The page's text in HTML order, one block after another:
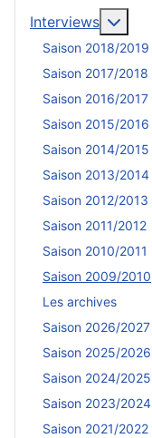
Interviews
Saison 2018/2019
Saison 2017/2018
Saison 2016/2017
Saison 2015/2016
Saison 2014/2015
Saison 2013/2014
Saison 2012/2013
Saison 2011/2012
Saison 2010/2011
Saison 2009/2010
Les archives
Saison 2026/2027
Saison 2025/2026
Saison 2024/2025
Saison 2023/2024
Saison 2021/2022